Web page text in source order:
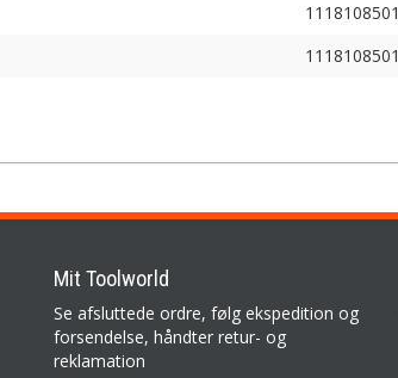
1118108501
1118108501
Mit Toolworld
Se afsluttede ordre, følg ekspedition og
forsendelse, håndter retur- og
reklamation